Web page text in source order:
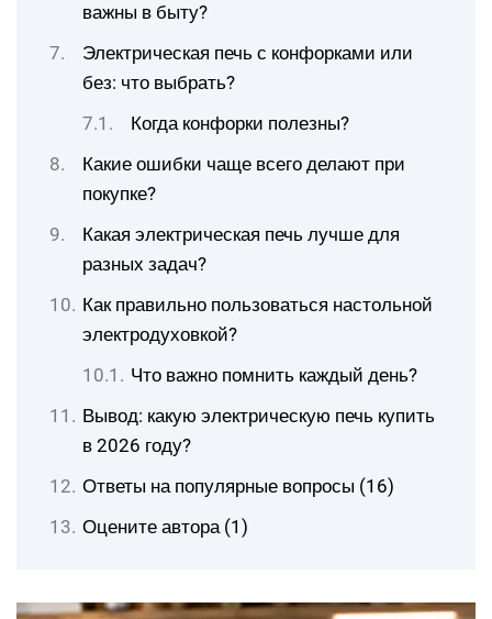
важны в быту?
Электрическая печь с конфорками или
без: что выбрать?
Когда конфорки полезны?
Какие ошибки чаще всего делают при
покупке?
Какая электрическая печь лучше для
разных задач?
Как правильно пользоваться настольной
электродуховкой?
Что важно помнить каждый день?
Вывод: какую электрическую печь купить
в 2026 году?
Ответы на популярные вопросы (16)
Оцените автора (1)